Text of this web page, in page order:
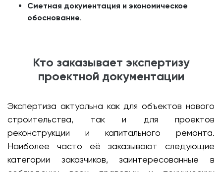
Сметная документация и экономическое
обоснование.
Кто заказывает экспертизу
проектной документации
Экспертиза актуальна как для объектов нового
строительства, так и для проектов
реконструкции и капитального ремонта.
Наиболее часто её заказывают следующие
категории заказчиков, заинтересованные в